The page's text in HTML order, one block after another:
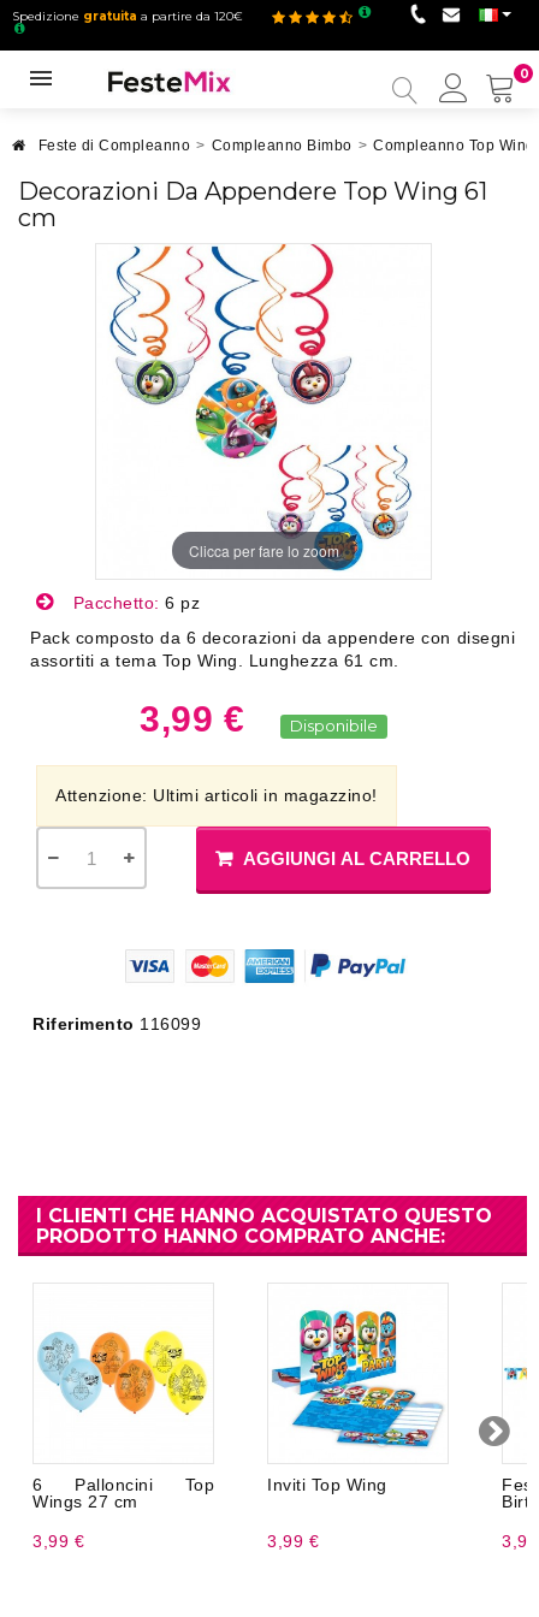
Spedizione gratuita a partire da 120€
0
mio
Feste di Compleanno > Compleanno Bimbo > Compleanno Top Wing
Decorazioni Da Appendere Top Wing 61
cm
Clicca per fare lo zoom
Pacchetto: 6 pz
Pack composto da 6 decorazioni da appendere con disegni
assortiti a tema Top Wing. Lunghezza 61 cm.
3,99 € Disponibile
Attenzione: Ultimi articoli in magazzino!
AGGIUNGI AL CARRELLO
Riferimento 116099
I CLIENTI CHE HANNO ACQUISTATO QUESTO
PRODOTTO HANNO COMPRATO ANCHE:
6 Palloncini Top
Wings 27 cm
3,99 €
Inviti Top Wing
3,99 €